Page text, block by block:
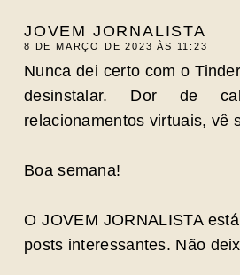
JOVEM JORNALISTA
8 DE MARÇO DE 2023 ÀS 11:23
Nunca dei certo com o
desinstalar. Dor de
relacionamentos virtuais, vê
Boa semana!
O JOVEM JORNALISTA
posts interessantes. Não